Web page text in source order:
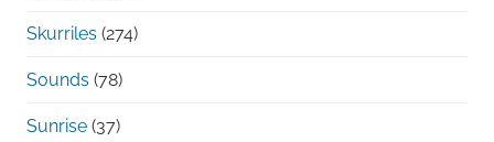
Skurriles (274)
Sounds (78)
Sunrise (37)